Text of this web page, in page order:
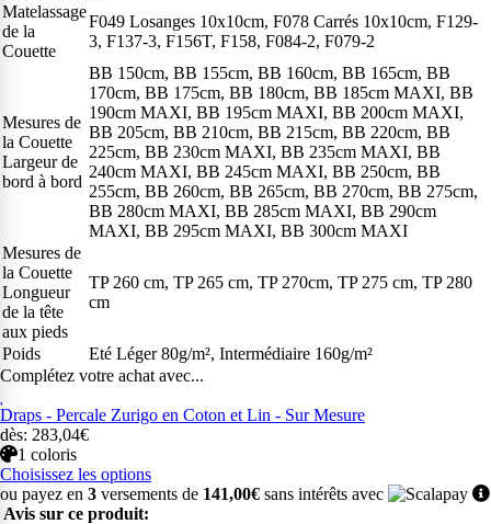
Matelassage
de la
Couette
F049 Losanges 10x10cm, F078 Carrés 10x10cm, F129-
3, F137-3, F156T, F158, F084-2, F079-2
Mesures de
la Couette
Largeur de
bord à bord
BB 150cm, BB 155cm, BB 160cm, BB 165cm, BB
170cm, BB 175cm, BB 180cm, BB 185cm MAXI, BB
190cm MAXI, BB 195cm MAXI, BB 200cm MAXI,
BB 205cm, BB 210cm, BB 215cm, BB 220cm, BB
225cm, BB 230cm MAXI, BB 235cm MAXI, BB
240cm MAXI, BB 245cm MAXI, BB 250cm, BB
255cm, BB 260cm, BB 265cm, BB 270cm, BB 275cm,
BB 280cm MAXI, BB 285cm MAXI, BB 290cm
MAXI, BB 295cm MAXI, BB 300cm MAXI
Mesures de
la Couette
Longueur
de la tête
aux pieds
TP 260 cm, TP 265 cm, TP 270cm, TP 275 cm, TP 280
cm
Poids
Eté Léger 80g/m², Intermédiaire 160g/m²
Complétez votre achat avec...
Draps - Percale Zurigo en Coton et Lin - Sur Mesure
dès: 283,04€
1 coloris
Choisissez les options
ou payez en 3 versements de 141,00€ sans intérêts avec
Avis sur ce produit: